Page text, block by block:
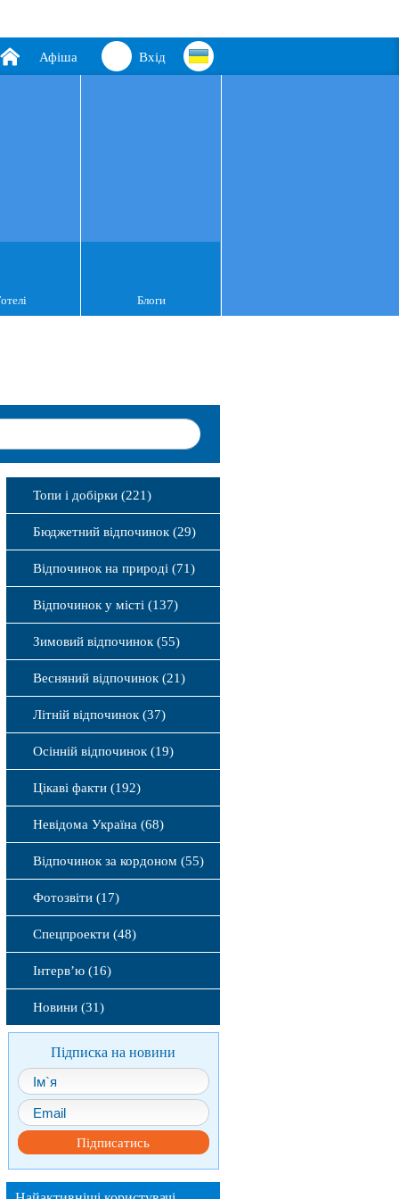
Вхід
Афіша
Блоги
Топи і добірки (221)
Бюджетний відпочинок (29)
Відпочинок на природі (71)
Відпочинок у місті (137)
Зимовий відпочинок (55)
Весняний відпочинок (21)
Літній відпочинок (37)
Осінній відпочинок (19)
Цікаві факти (192)
Невідома Україна (68)
Відпочинок за кордоном (55)
Фотозвіти (17)
Спецпроекти (48)
Інтерв’ю (16)
Новини (31)
Підписка на новини
Підписатись